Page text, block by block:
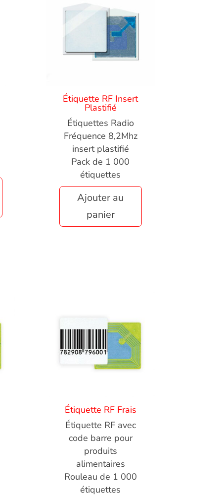
Étiquette RF Insert
Plastifié
Étiquettes Radio
Fréquence 8,2Mhz
insert plastifié
Pack de 1 000
étiquettes
Ajouter au
panier
Étiquette RF Frais
Étiquette RF avec
code barre pour
produits
alimentaires
Rouleau de 1 000
étiquettes